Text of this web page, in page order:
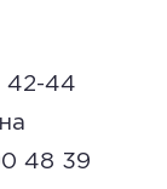
42-44
48 39